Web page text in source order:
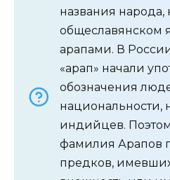
названия народа,
общеславянском
арапами. В России
«арап» начали
обозначения
национальности,
индийцев.
фамилия Арапов
предков,